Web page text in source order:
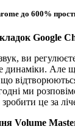
до 600%
Google
ви
динаміки. Але
ми
це за
Volume